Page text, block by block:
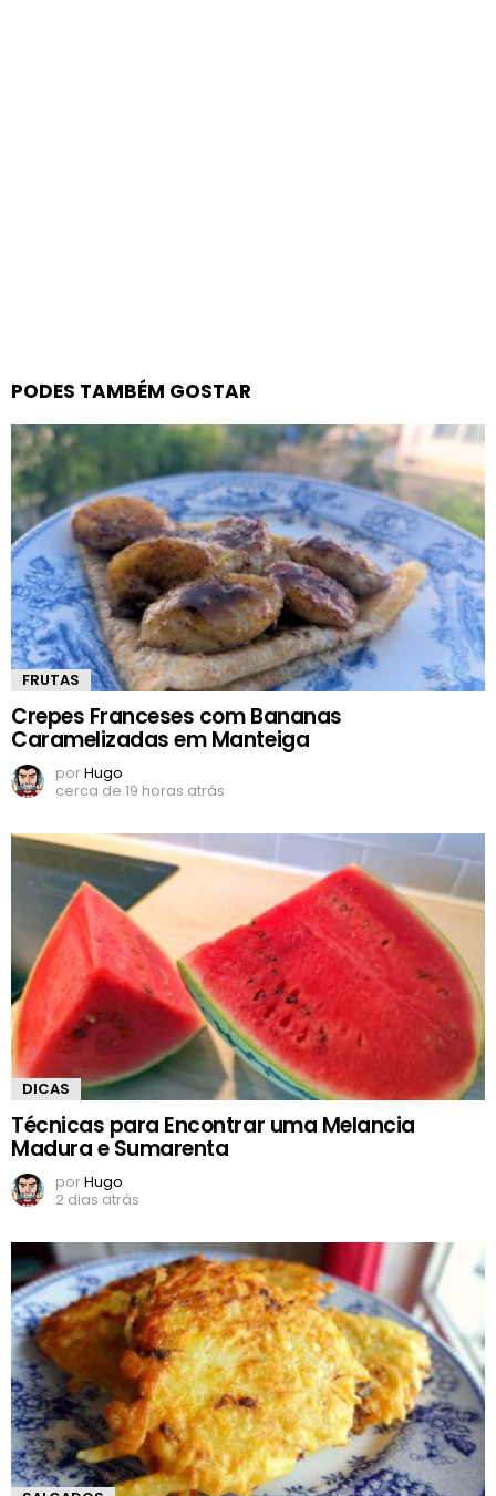
PODES TAMBÉM GOSTAR
FRUTAS
Crepes Franceses com Bananas
Caramelizadas em Manteiga
porHugo
cerca de 19 horas atrás
DICAS
Técnicas para Encontrar uma Melancia
Madura e Sumarenta
porHugo
2 dias atrás